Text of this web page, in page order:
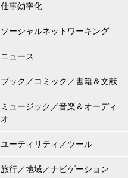
仕事効率化
ソーシャルネットワーキング
ニュース
ブック／コミック／書籍＆文献
ミュージック／音楽＆オーディ
オ
ユーティリティ／ツール
旅行／地域／ナビゲーション